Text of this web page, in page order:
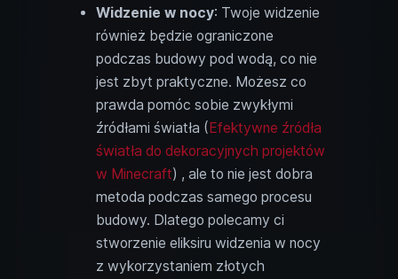
Widzenie w nocy: Twoje widzenie
również będzie ograniczone
podczas budowy pod wodą, co nie
jest zbyt praktyczne. Możesz co
prawda pomóc sobie zwykłymi
źródłami światła (Efektywne źródła
światła do dekoracyjnych projektów
w Minecraft) , ale to nie jest dobra
metoda podczas samego procesu
budowy. Dlatego polecamy ci
stworzenie eliksiru widzenia w nocy
z wykorzystaniem złotych